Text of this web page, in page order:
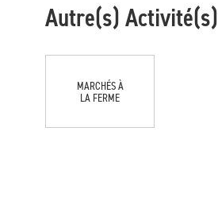
Autre(s) Activité(s)
MARCHÉS À
LA FERME